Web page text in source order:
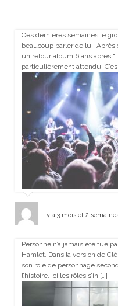
Ces dernières semaines le
beaucoup parler de lui.
un retour album 6 ans après
particulièrement attendu. C’es
il y a 3 mois et 2
Personne n’a jamais été tué
Hamlet. Dans la version de
son rôle de personnage
l’histoire. Ici les rôles s’in […]